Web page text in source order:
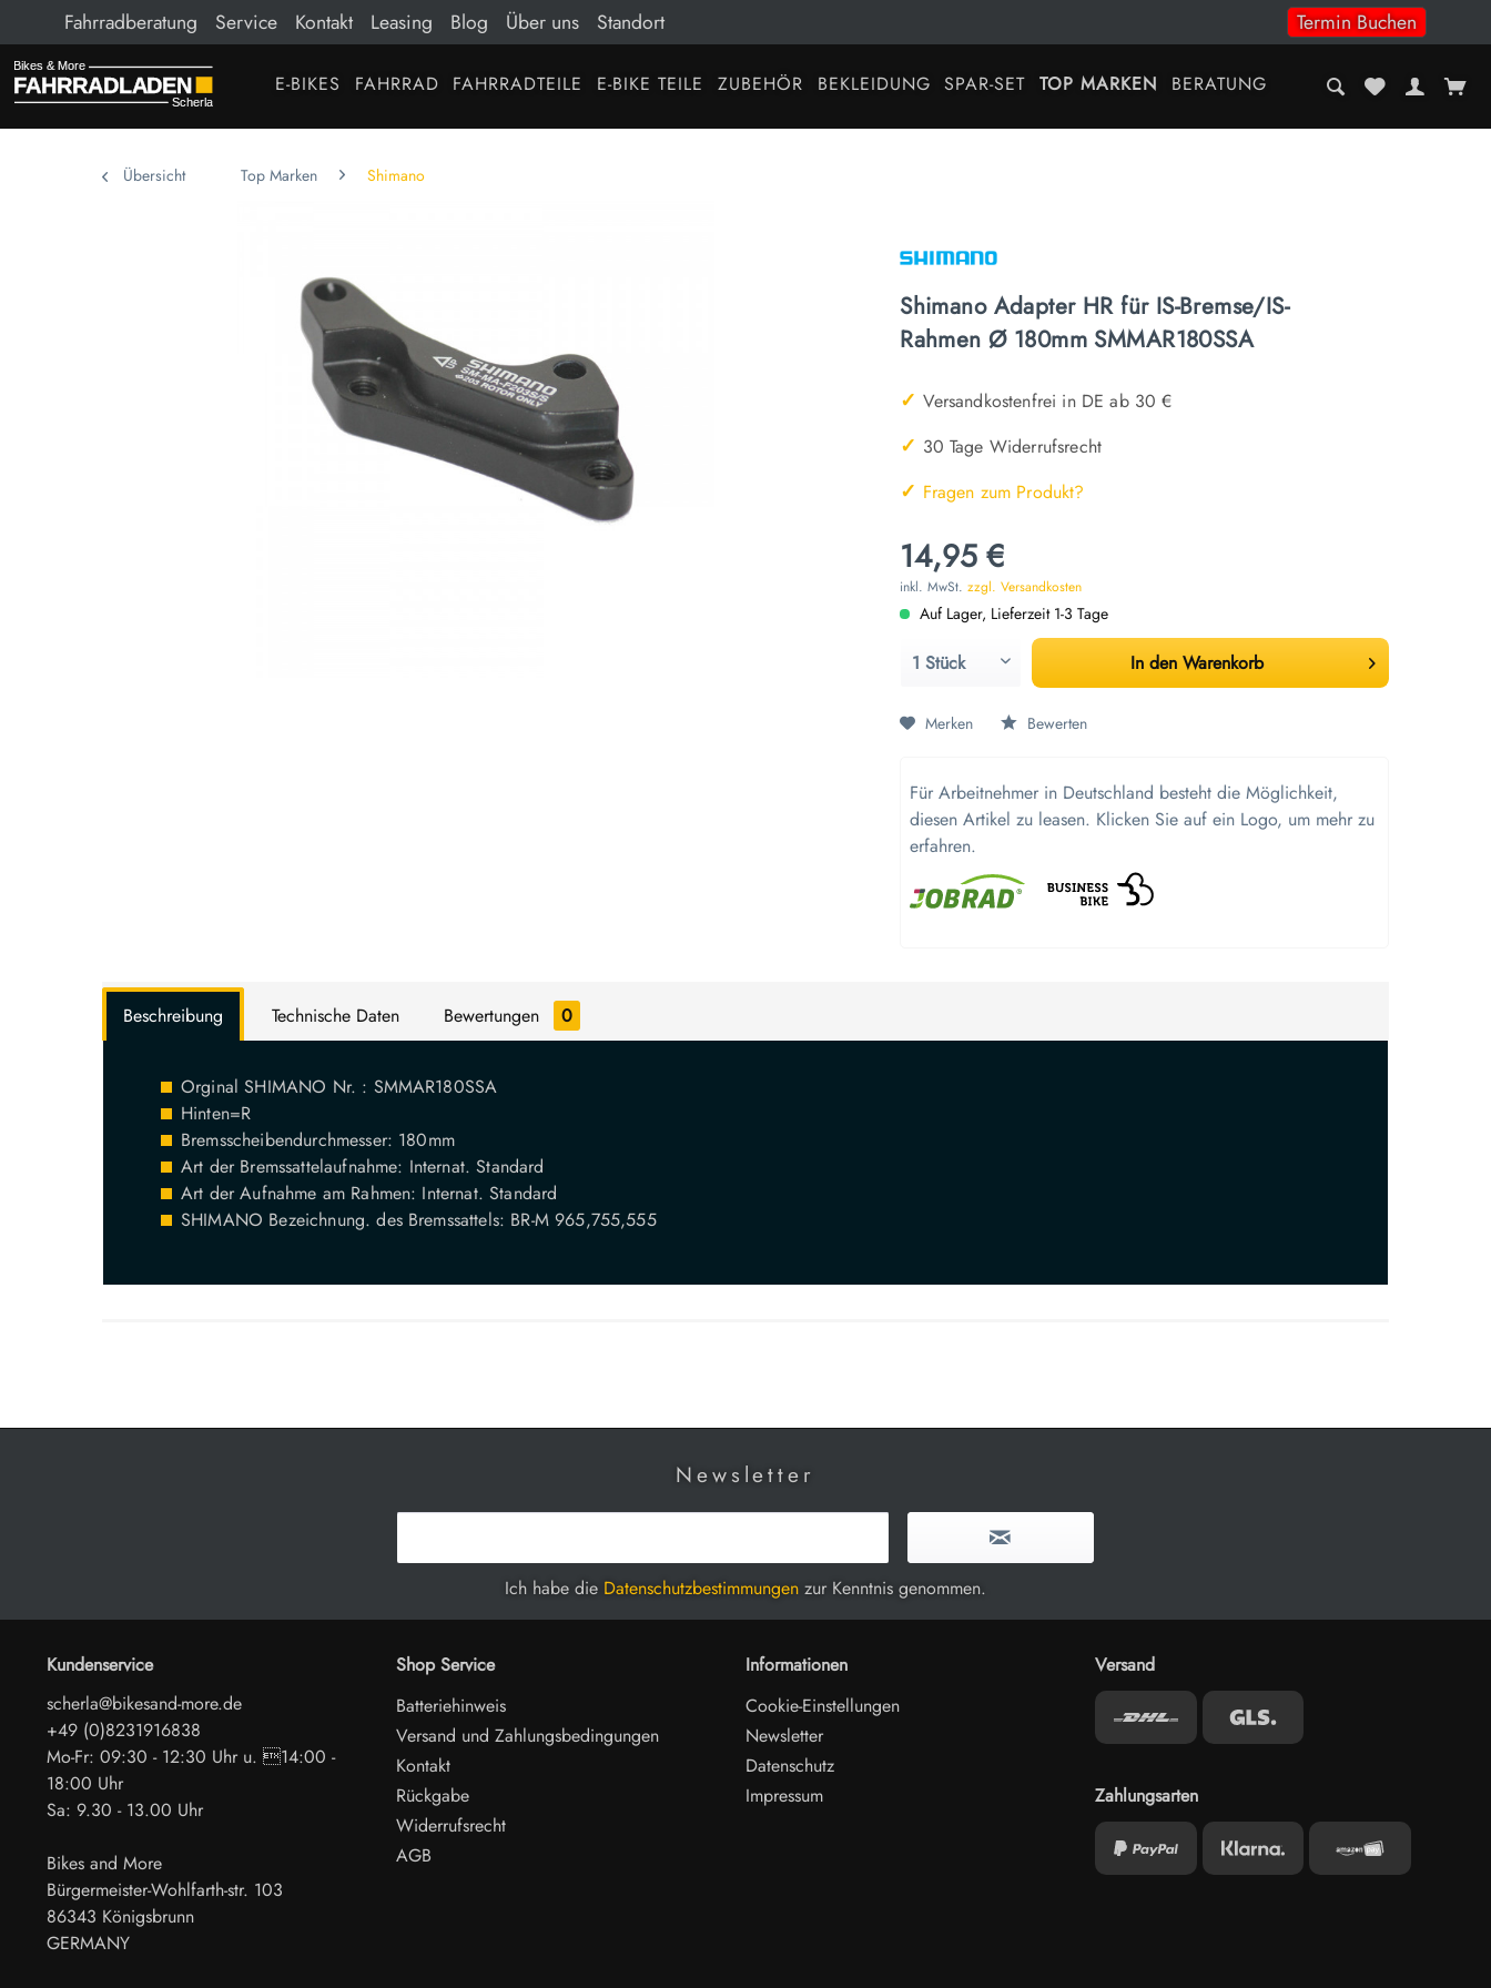
Fahrradberatung Service Kontakt Leasing Blog Über uns Standort Termin Buchen
E-BIKES FAHRRAD FAHRRADTEILE E-BIKE TEILE ZUBEHÖR BEKLEIDUNG SPAR-SET TOP MARKEN BERATUNG
Übersicht Top Marken Shimano
Shimano Adapter HR für IS-Bremse/IS-
Rahmen Ø 180mm SMMAR180SSA
✓ Versandkostenfrei in DE ab 30 €
✓ 30 Tage Widerrufsrecht
✓ Fragen zum Produkt?
14,95 €
inkl. MwSt.zzgl. Versandkosten
Auf Lager, Lieferzeit 1-3 Tage
In den Warenkorb
Merken Bewerten
Für Arbeitnehmer in Deutschland besteht die Möglichkeit,
diesen Artikel zu leasen. Klicken Sie auf ein Logo, um mehr zu
erfahren.
Beschreibung Technische Daten Bewertungen 0
Orginal SHIMANO Nr. : SMMAR180SSA
Hinten=R
Bremsscheibendurchmesser: 180mm
Art der Bremssattelaufnahme: Internat. Standard
Art der Aufnahme am Rahmen: Internat. Standard
SHIMANO Bezeichnung. des Bremssattels: BR-M 965,755,555
Newsletter
Ich habe die Datenschutzbestimmungen zur Kenntnis genommen.
Kundenservice
scherla@bikesand-more.de
+49 (0)8231916838
Mo-Fr: 09:30 - 12:30 Uhr u. 14:00 -
18:00 Uhr
Sa: 9.30 - 13.00 Uhr
Bikes and More
Bürgermeister-Wohlfarth-str. 103
86343 Königsbrunn
GERMANY
Shop Service
Batteriehinweis
Versand und Zahlungsbedingungen
Kontakt
Rückgabe
Widerrufsrecht
AGB
Informationen
Cookie-Einstellungen
Newsletter
Datenschutz
Impressum
Versand
Zahlungsarten